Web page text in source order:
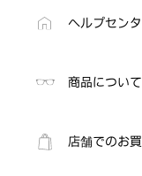
ヘルプセン
商品について
店舗でのお